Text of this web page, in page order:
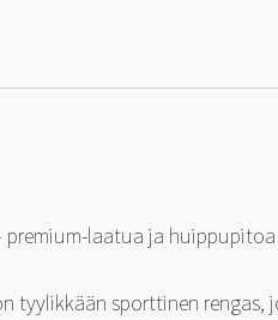
premium-laatua ja huippupitoa
tyylikkään sporttinen